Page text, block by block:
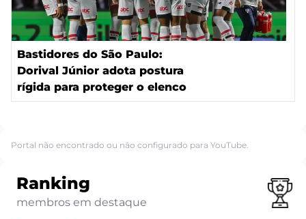
Bastidores do São Paulo:
Dorival Júnior adota postura
rígida para proteger o elenco
Portal não encontrado ou não configurado para YouTube.
Ranking
membros em destaque